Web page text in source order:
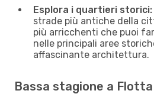
Esplora i quartieri storici:
strade più antiche della
più arricchenti che puoi
nelle principali aree
affascinante architettura.
Bassa stagione a Flotta